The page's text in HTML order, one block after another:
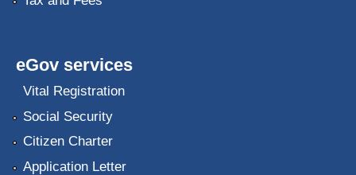
eGov services
Vital Registration
Social Security
Citizen Charter
Application Letter